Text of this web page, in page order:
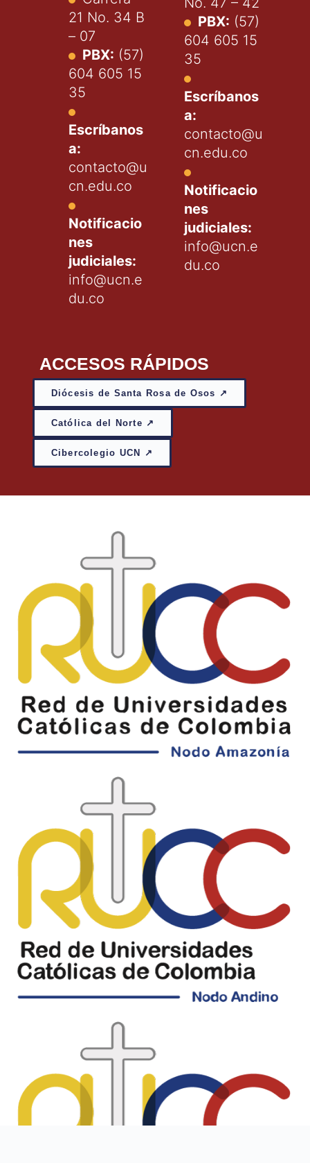
21 No. 34 B
– 07
PBX: (57)
604 605 15
35
Escríbanos
a:
contacto@u
cn.edu.co
Notificacio
nes
judiciales:
info@ucn.e
du.co
PBX: (57)
604 605 15
35
Escríbanos
a:
contacto@u
cn.edu.co
Notificacio
nes
judiciales:
info@ucn.e
du.co
ACCESOS RÁPIDOS
Diócesis de Santa Rosa de Osos ↗
Católica del Norte ↗
Cibercolegio UCN ↗